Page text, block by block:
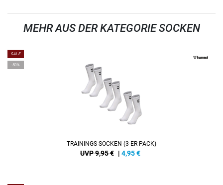
MEHR AUS DER KATEGORIE SOCKEN
SALE
-50%
TRAININGS SOCKEN (3-ER PACK)
UVP 9,95 € | 4,95€